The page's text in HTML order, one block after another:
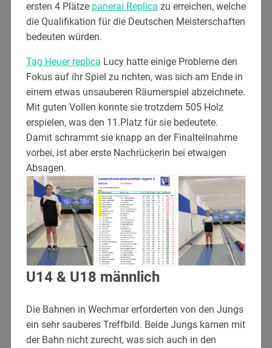
ersten 4 Plätze panerai Replica zu erreichen, welche
die Qualifikation für die Deutschen Meisterschaften
bedeuten würden.
Tag Heuer replica Lucy hatte einige Probleme den
Fokus auf ihr Spiel zu richten, was sich am Ende in
einem etwas unsauberen Räumerspiel abzeichnete.
Mit guten Vollen konnte sie trotzdem 505 Holz
erspielen, was den 11.Platz für sie bedeutete.
Damit schrammt sie knapp an der Finalteilnahme
vorbei, ist aber erste Nachrückerin bei etwaigen
Absagen.
U14 & U18 männlich
Die Bahnen in Wechmar erforderten von den Jungs
ein sehr sauberes Treffbild. Beide Jungs kamen mit
der Bahn nicht zurecht, was sich auch in den